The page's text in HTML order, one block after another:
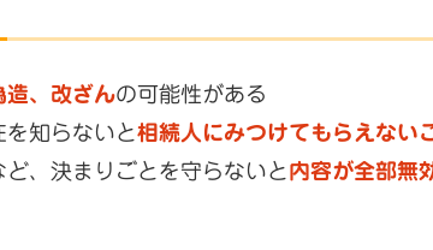
造、改ざんの可能性がある
を知らないと相続人にみつけてもらえない
ど、決まりごとを守らないと 内容が全部無